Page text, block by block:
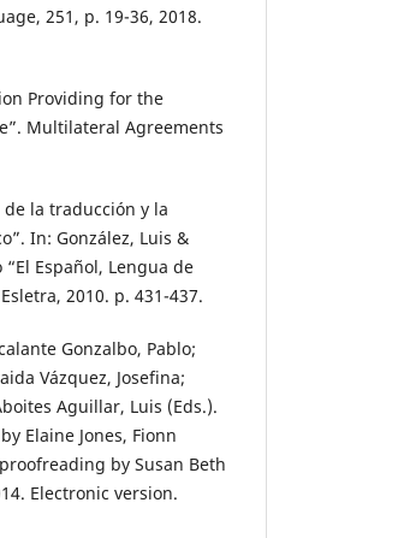
251, p. 19-36, 2018.
Providing for the
Multilateral Agreements
de la traducción y la
In: González, Luis &
Español, Lengua de
2010. p. 431-437.
Gonzalbo, Pablo;
Vázquez, Josefina;
Aguillar, Luis (Eds.).
Elaine Jones, Fionn
by Susan Beth
Electronic version.